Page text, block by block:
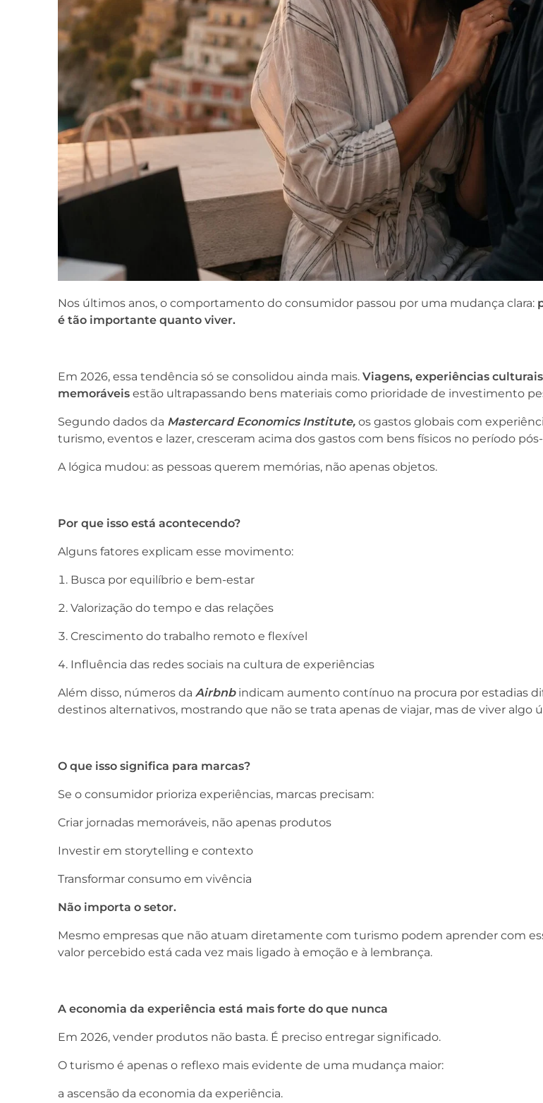
Nos últimos anos, o comportamento do consumidor passou por uma mudança clara:
é tão importante quanto viver.
Em 2026, essa tendência só se consolidou ainda mais. Viagens, experiências
memoráveis estão ultrapassando bens materiais como prioridade de investimento
Segundo dados da Mastercard Economics Institute, os gastos globais com
turismo, eventos e lazer, cresceram acima dos gastos com bens físicos no período
A lógica mudou: as pessoas querem memórias, não apenas objetos.
Por que isso está acontecendo?
Alguns fatores explicam esse movimento:
Busca por equilíbrio e bem-estar
Valorização do tempo e das relações
Crescimento do trabalho remoto e flexível
Influência das redes sociais na cultura de experiências
Além disso, números da Airbnb indicam aumento contínuo na procura por estadias
destinos alternativos, mostrando que não se trata apenas de viajar, mas de viver algo
O que isso significa para marcas?
Se o consumidor prioriza experiências, marcas precisam:
Criar jornadas memoráveis, não apenas produtos
Investir em storytelling e contexto
Transformar consumo em vivência
Não importa o setor.
Mesmo empresas que não atuam diretamente com turismo podem aprender com
valor percebido está cada vez mais ligado à emoção e à lembrança.
A economia da experiência está mais forte do que nunca
Em 2026, vender produtos não basta. É preciso entregar significado.
O turismo é apenas o reflexo mais evidente de uma mudança maior:
a ascensão da economia da experiência.